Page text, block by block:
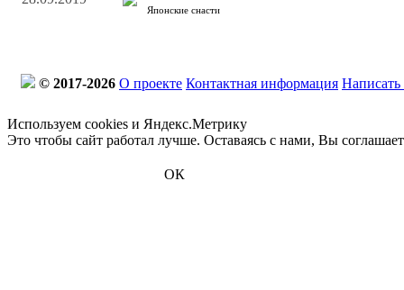
Японские снасти
© 2017-2026 О проекте Контактная информация
Используем cookies и Яндекс.Метрику
Это чтобы сайт работал лучше. Оставаясь с нами, Вы
ОК